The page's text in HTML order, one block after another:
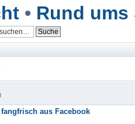
• Rund ums
aus Facebook